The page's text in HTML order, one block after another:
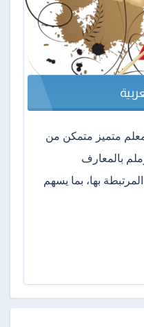
معلم متميز متمكن من
بالمعارف
المرتبطة بها، بما يسهم